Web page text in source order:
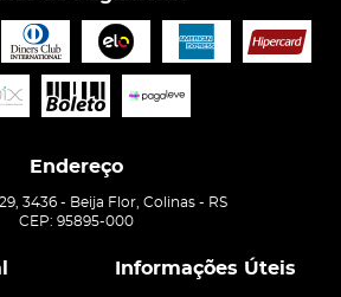
Endereço
3436 - Beija Flor, Colinas - RS
CEP: 95895-000
Informações Úteis